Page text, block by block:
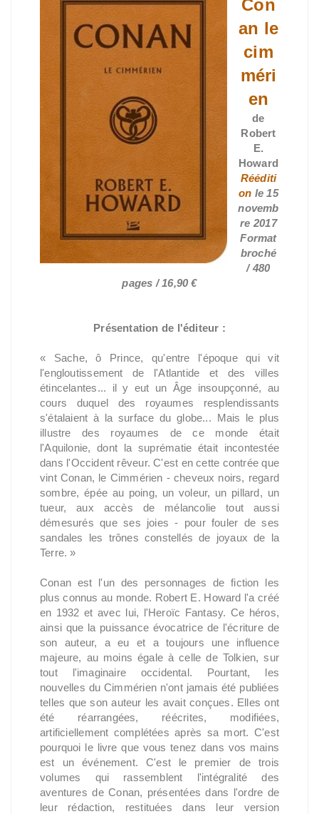
Con
an le
cim
méri
en
de
Robert
E.
Howard
Rééditi
on le 15
novemb
re 2017
Format
broché
/ 480
pages / 16,90 €
Présentation de l'éditeur :
« Sache, ô Prince, qu'entre l'époque qui vit
l'engloutissement de l'Atlantide et des villes
étincelantes... il y eut un Âge insoupçonné, au
cours duquel des royaumes resplendissants
s'étalaient à la surface du globe... Mais le plus
illustre des royaumes de ce monde était
l'Aquilonie, dont la suprématie était incontestée
dans l'Occident rêveur. C'est en cette contrée que
vint Conan, le Cimmérien - cheveux noirs, regard
sombre, épée au poing, un voleur, un pillard, un
tueur, aux accès de mélancolie tout aussi
démesurés que ses joies - pour fouler de ses
sandales les trônes constellés de joyaux de la
Terre. »
Conan est l'un des personnages de fiction les
plus connus au monde. Robert E. Howard l'a créé
en 1932 et avec lui, l'Heroïc Fantasy. Ce héros,
ainsi que la puissance évocatrice de l'écriture de
son auteur, a eu et a toujours une influence
majeure, au moins égale à celle de Tolkien, sur
tout l'imaginaire occidental. Pourtant, les
nouvelles du Cimmérien n'ont jamais été publiées
telles que son auteur les avait conçues. Elles ont
été réarrangées, réécrites, modifiées,
artificiellement complétées après sa mort. C'est
pourquoi le livre que vous tenez dans vos mains
est un événement. C'est le premier de trois
volumes qui rassemblent l'intégralité des
aventures de Conan, présentées dans l'ordre de
leur rédaction, restituées dans leur version